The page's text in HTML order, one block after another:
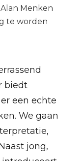
Menken
te worden
biedt
een echte
We gaan
jong,